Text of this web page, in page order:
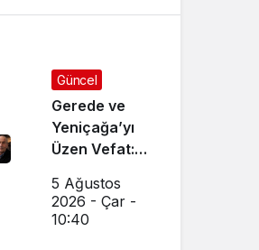
Zamlandı mı?
Güncel Sigara
Fiyatları
Güncel
Gerede ve
Yeniçağa’yı
Üzen Vefat:
Esnaf
Hayatını
5 Ağustos
2026 - Çar -
10:40